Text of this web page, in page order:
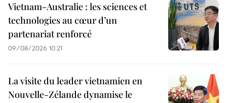
Vietnam-Australie : les sciences et
technologies au cœur d’un
partenariat renforcé
09/08/2026 10:21
La visite du leader vietnamien en
Nouvelle-Zélande dynamise le